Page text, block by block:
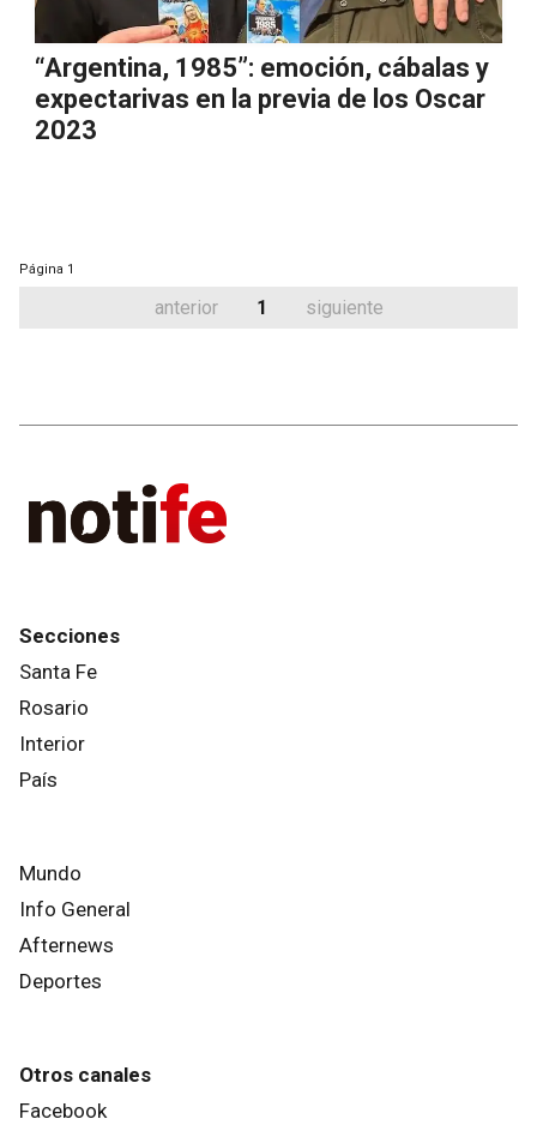
“Argentina, 1985”: emoción, cábalas y
expectarivas en la previa de los Oscar
2023
Página 1
anterior 1 siguiente
Secciones
Santa Fe
Rosario
Interior
País
Mundo
Info General
Afternews
Deportes
Otros canales
Facebook